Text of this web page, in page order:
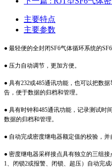
主要特点
主要参数
● 最轻便的全封闭SF6气体循环系统的
● 压力自动调节，更加方便。
● 具有232或485通讯功能，也可以把数
告，便于数据的归档和管理。
● 具有时钟和485通讯功能，记录测试时
数据的归档和管理。
● 自动完成密度继电器额定值的校验，
● 密度继电器采样接点具有独立的三组
1、闭锁2或报警、闭锁、超压）自动完成